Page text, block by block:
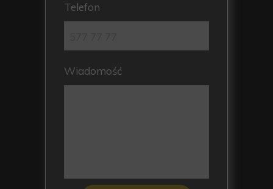
Telefon
Wiadomość